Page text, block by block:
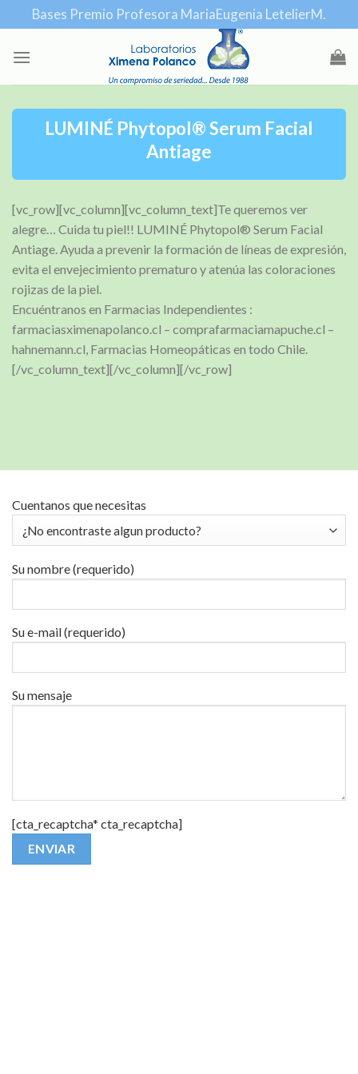
to
content
Bases Premio Profesora MariaEugenia LetelierM.
LUMINÉ Phytopol® Serum Facial
Antiage
[vc_row][vc_column][vc_column_text]Te queremos ver
alegre… Cuida tu piel!! LUMINÉ Phytopol® Serum Facial
Antiage. Ayuda a prevenir la formación de líneas de expresión,
evita el envejecimiento prematuro y atenúa las coloraciones
rojizas de la piel.
Encuéntranos en Farmacias Independientes :
farmaciasximenapolanco.cl – comprafarmaciamapuche.cl –
hahnemann.cl, Farmacias Homeopáticas en todo Chile.
[/vc_column_text][/vc_column][/vc_row]
Cuentanos que necesitas
Su nombre (requerido)
Su e-mail (requerido)
Su mensaje
[cta_recaptcha* cta_recaptcha]